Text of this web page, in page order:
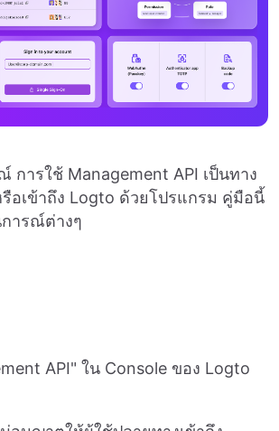
ารใช้ Management API เป็นทาง
อเข้าถึง Logto ด้วยโปรแกรม คู่มือนี้
ารณ์ต่างๆ
API" ใน Console ของ Logto